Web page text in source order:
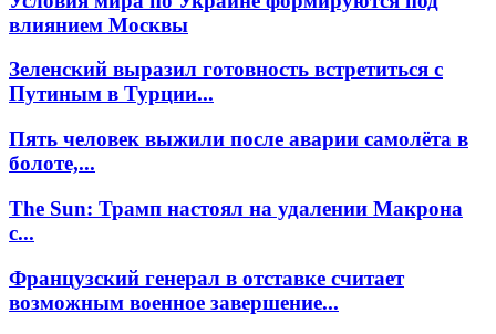
влиянием Москвы
Зеленский выразил готовность встретиться с
Путиным в Турции...
Пять человек выжили после аварии самолёта в
болоте,...
The Sun: Трамп настоял на удалении Макрона
с...
Французский генерал в отставке считает
возможным военное завершение...